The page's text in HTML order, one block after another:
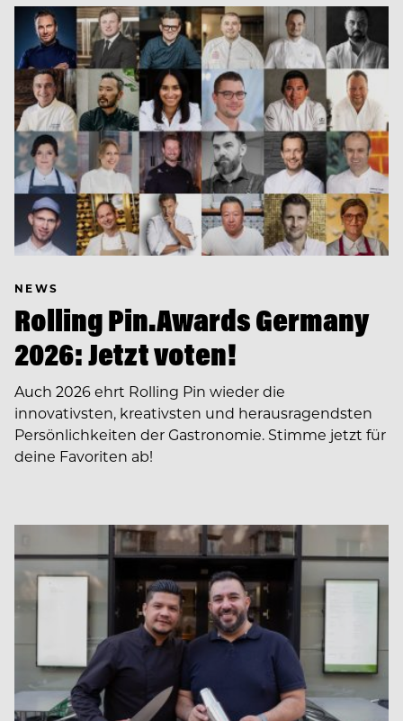
NEWS
Rolling Pin.Awards Germany
2026: Jetzt voten!
Auch 2026 ehrt Rolling Pin wieder die
innovativsten, kreativsten und herausragendsten
Persönlichkeiten der Gastronomie. Stimme jetzt für
deine Favoriten ab!